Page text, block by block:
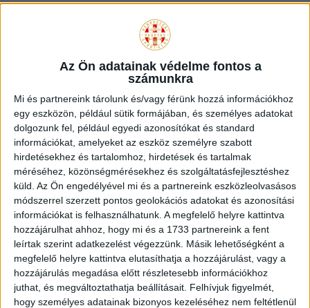
Az Ön adatainak védelme fontos a
számunkra
Mi és partnereink tárolunk és/vagy férünk hozzá információkhoz
egy eszközön, például sütik formájában, és személyes adatokat
dolgozunk fel, például egyedi azonosítókat és standard
információkat, amelyeket az eszköz személyre szabott
hirdetésekhez és tartalomhoz, hirdetések és tartalmak
méréséhez, közönségmérésekhez és szolgáltatásfejlesztéshez
küld. Az Ön engedélyével mi és a partnereink eszközleolvasásos
módszerrel szerzett pontos geolokációs adatokat és azonosítási
információkat is felhasználhatunk. A megfelelő helyre kattintva
hozzájárulhat ahhoz, hogy mi és a 1733 partnereink a fent
leírtak szerint adatkezelést végezzünk. Másik lehetőségként a
megfelelő helyre kattintva elutasíthatja a hozzájárulást, vagy a
hozzájárulás megadása előtt részletesebb információkhoz
juthat, és megváltoztathatja beállításait. Felhívjuk figyelmét,
hogy személyes adatainak bizonyos kezeléséhez nem feltétlenül
KAPPA FEHÉR
HIVATALOS
CSAPATMEZ
SZUBLIMÁLT
2024/25
A DVSC SCHAEFFLER hivatalos csapatmeze a
2024/25-ös szezonban. Kappa Gianto szublimált mez
szponzornevekkel.